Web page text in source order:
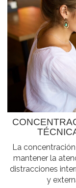
La
mantener la
distracciones
y